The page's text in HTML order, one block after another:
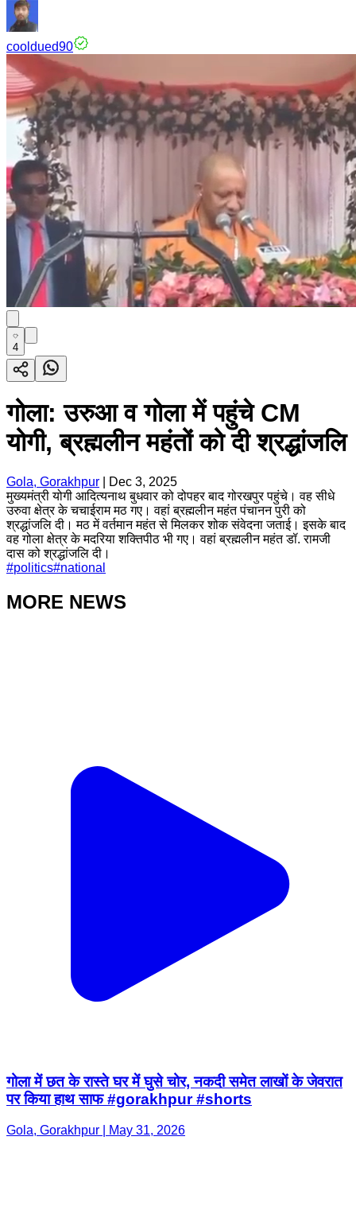
cooldued90
4
गोला: उरुआ व गोला में पहुंचे CM
योगी, ब्रह्मलीन महंतों को दी श्रद्धांजलि
Gola, Gorakhpur
Dec 3, 2025
मुख्यमंत्री योगी आदित्यनाथ बुधवार को दोपहर बाद गोरखपुर पहुंचे। वह सीधे
उरुवा क्षेत्र के चचाईराम मठ गए। वहां ब्रह्मलीन महंत पंचानन पुरी को
श्रद्धांजलि दी। मठ में वर्तमान महंत से मिलकर शोक संवेदना जताई। इसके बाद
वह गोला क्षेत्र के मदरिया शक्तिपीठ भी गए। वहां ब्रह्मलीन महंत डॉ. रामजी
दास को श्रद्धांजलि दी।
#politics#national
MORE NEWS
गोला में छत के रास्ते घर में घुसे चोर, नकदी समेत लाखों के जेवरात
पर किया हाथ साफ #gorakhpur #shorts
Gola, Gorakhpur | May 31, 2026